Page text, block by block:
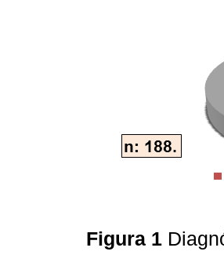
Figura 1